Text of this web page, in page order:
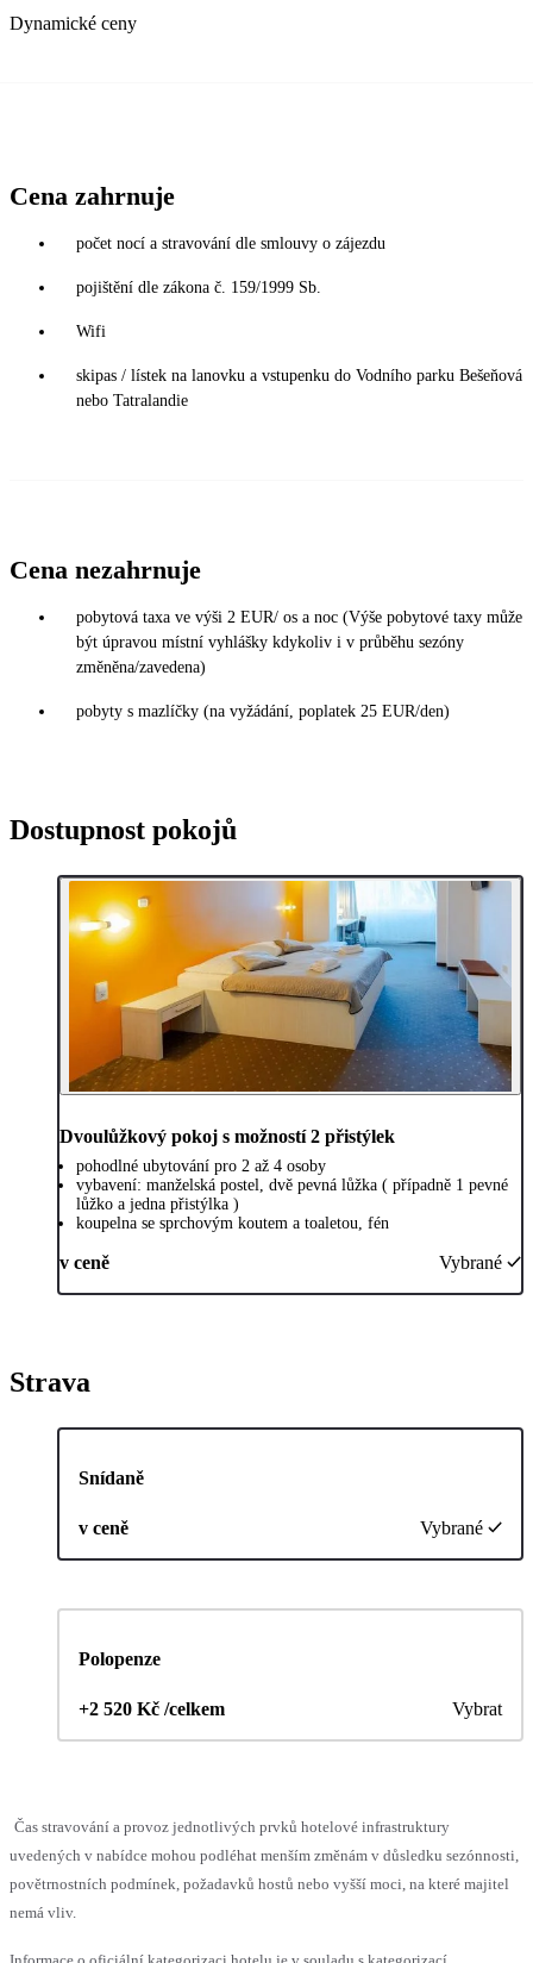
Dynamické ceny
Cena zahrnuje
počet nocí a stravování dle smlouvy o zájezdu
pojištění dle zákona č. 159/1999 Sb.
Wifi
skipas / lístek na lanovku a vstupenku do Vodního parku Bešeňová
nebo Tatralandie
Cena nezahrnuje
pobytová taxa ve výši 2 EUR/ os a noc (Výše pobytové taxy může
být úpravou místní vyhlášky kdykoliv i v průběhu sezóny
změněna/zavedena)
pobyty s mazlíčky (na vyžádání, poplatek 25 EUR/den)
Dostupnost pokojů
Dvoulůžkový pokoj s možností 2 přistýlek
pohodlné ubytování pro 2 až 4 osoby
vybavení: manželská postel, dvě pevná lůžka ( případně 1 pevné
lůžko a jedna přistýlka )
koupelna se sprchovým koutem a toaletou, fén
v ceně Vybrané
Strava
Snídaně
v ceně Vybrané
Polopenze
+2 520 Kč /celkem Vybrat
Čas stravování a provoz jednotlivých prvků hotelové infrastruktury
uvedených v nabídce mohou podléhat menším změnám v důsledku sezónnosti,
povětrnostních podmínek, požadavků hostů nebo vyšší moci, na které majitel
nemá vliv.